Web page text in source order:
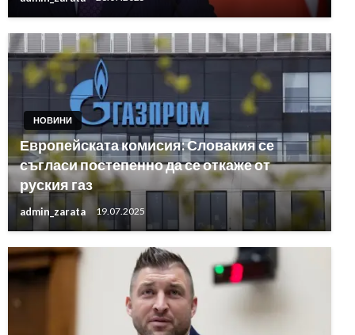
НОВИНИ
Европейската комисия: Словакия се
съгласи постепенно да се откаже от
руския газ
admin_zarata 19.07.2025